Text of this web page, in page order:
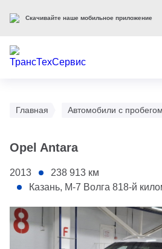
Главная Автомобили с пробегом
Opel Antara
2013 238 913 км
Казань, М-7 Волга 818-й километр (АС
Оцените наш сайт